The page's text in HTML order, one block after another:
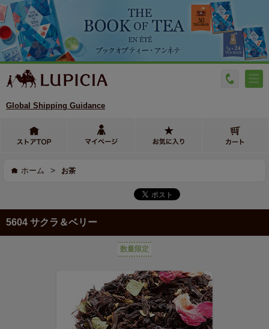
Global Shipping Guidance
ホーム > お茶
5604 サクラ＆ベリー
数量限定